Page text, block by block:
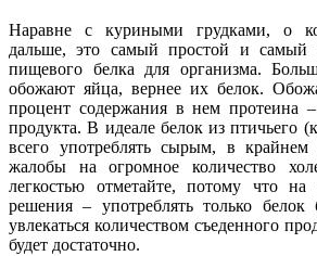
Наравне с куриными грудками, о
дальше, это самый простой и самый
пищевого белка для организма.
обожают яйца, вернее их белок.
процент содержания в нем протеина
продукта. В идеале белок из птичьего
всего употреблять сырым, в крайнем
жалобы на огромное количество
легкостью отметайте, потому что
решения – употреблять только
увлекаться количеством съеденного
будет достаточно.